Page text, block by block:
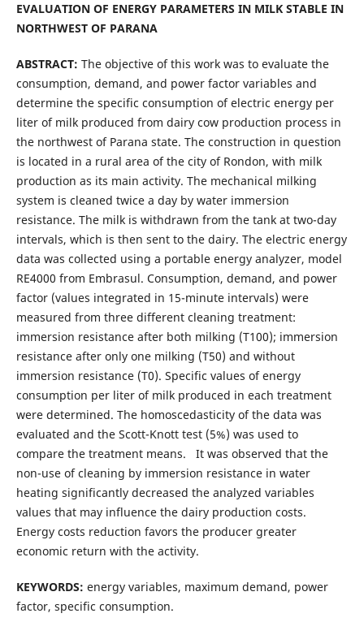
EVALUATION OF ENERGY PARAMETERS IN MILK STABLE IN
NORTHWEST OF PARANA
ABSTRACT: The objective of this work was to evaluate the
consumption, demand, and power factor variables and
determine the specific consumption of electric energy per
liter of milk produced from dairy cow production process in
the northwest of Parana state. The construction in question
is located in a rural area of the city of Rondon, with milk
production as its main activity. The mechanical milking
system is cleaned twice a day by water immersion
resistance. The milk is withdrawn from the tank at two-day
intervals, which is then sent to the dairy. The electric energy
data was collected using a portable energy analyzer, model
RE4000 from Embrasul. Consumption, demand, and power
factor (values integrated in 15-minute intervals) were
measured from three different cleaning treatment:
immersion resistance after both milking (T100); immersion
resistance after only one milking (T50) and without
immersion resistance (T0). Specific values of energy
consumption per liter of milk produced in each treatment
were determined. The homoscedasticity of the data was
evaluated and the Scott-Knott test (5%) was used to
compare the treatment means. It was observed that the
non-use of cleaning by immersion resistance in water
heating significantly decreased the analyzed variables
values that may influence the dairy production costs.
Energy costs reduction favors the producer greater
economic return with the activity.
KEYWORDS: energy variables, maximum demand, power
factor, specific consumption.